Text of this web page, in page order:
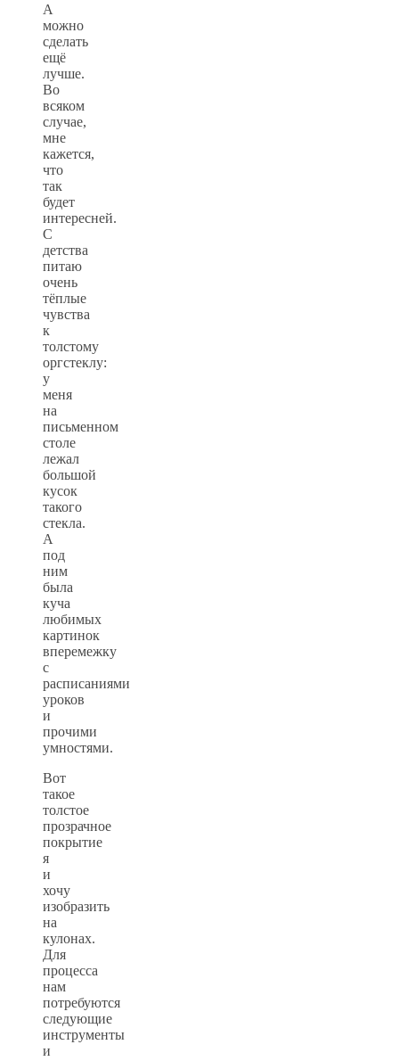
А
можно
сделать
ещё
лучше.
Во
всяком
случае,
мне
кажется,
что
так
будет
интересней.
С
детства
питаю
очень
тёплые
чувства
к
толстому
оргстеклу:
у
меня
на
письменном
столе
лежал
большой
кусок
такого
стекла.
А
под
ним
была
куча
любимых
картинок
вперемежку
с
расписаниями
уроков
и
прочими
умностями.
Вот
такое
толстое
прозрачное
покрытие
я
и
хочу
изобразить
на
кулонах.
Для
процесса
нам
потребуются
следующие
инструменты
и